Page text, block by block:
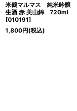
米鶴マルマス 純米吟醸
生酒 赤 美山錦 720ml
[010191]
1,800円(税込)